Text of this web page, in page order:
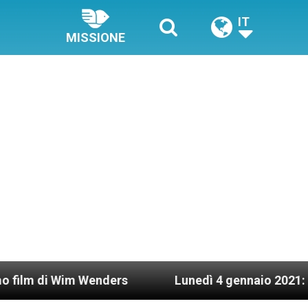
MISSIONE
IT
Wenders Lunedì 4 gennaio 2021: Possesso